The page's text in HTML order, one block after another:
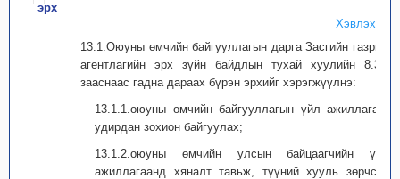
эрх
Хэвлэх
13.1.Оюуны өмчийн байгууллагын дарга Засгийн газрын
агентлагийн эрх зүйн байдлын тухай хуулийн 8.3-т
зааснаас гадна дараах бүрэн эрхийг хэрэгжүүлнэ:
13.1.1.оюуны өмчийн байгууллагын үйл ажиллагааг
удирдан зохион байгуулах;
13.1.2.оюуны өмчийн улсын байцаагчийн үйл
ажиллагаанд хяналт тавьж, түүний хууль зөрчсөн